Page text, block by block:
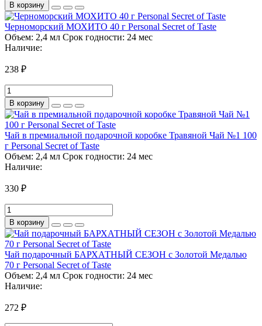
В корзину
Черноморский МОХИТО 40 г Personal Secret of Taste
Объем: 2,4 мл Срок годности: 24 мес
Наличие:
238 ₽
В корзину
Чай в премиальной подарочной коробке Травяной Чай №1 100
г Personal Secret of Taste
Объем: 2,4 мл Срок годности: 24 мес
Наличие:
330 ₽
В корзину
Чай подарочный БАРХАТНЫЙ СЕЗОН с Золотой Медалью
70 г Personal Secret of Taste
Объем: 2,4 мл Срок годности: 24 мес
Наличие:
272 ₽